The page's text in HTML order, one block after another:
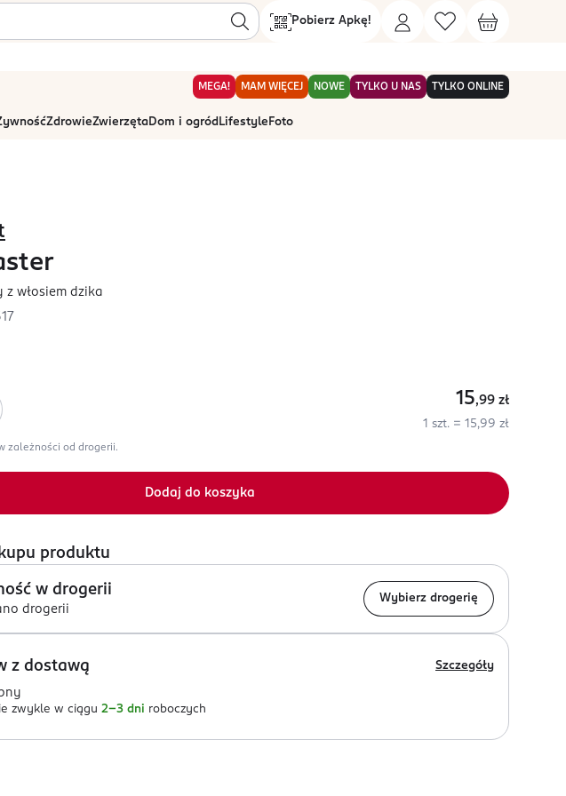
Pobierz Apkę!
MEGA! MAM WIĘCEJ NOWE TYLKO U NAS TYLKO ONLINE
ZdrowieZwierzętaDom i ogród Lifestyle Foto
z włosiem dzika
15,99 zł
1 szt. = 15,99 zł
zależności od drogerii.
Dodaj do koszyka
produktu
w drogerii
drogerii
Wybierz drogerię
z dostawą Szczegóły
zwykle w ciągu 2-3 dni roboczych